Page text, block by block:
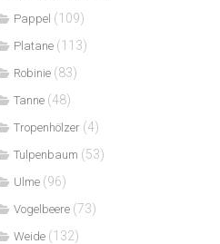
Pappel (109)
Platane (113)
Robinie (83)
Tanne (48)
Tropenhölzer (4)
Tulpenbaum (53)
Ulme (96)
Vogelbeere (73)
Weide (132)